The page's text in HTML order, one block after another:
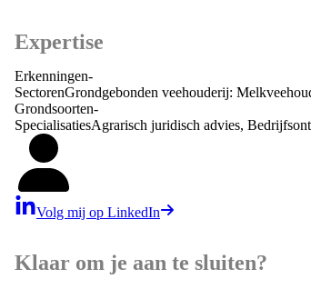
Expertise
Erkenningen-
SectorenGrondgebonden veehouderij:
Grondsoorten-
SpecialisatiesAgrarisch juridisch advies,
Volg mij op LinkedIn
Klaar om je aan te sluiten?